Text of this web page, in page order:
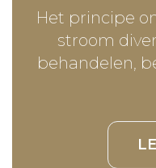
Algemene
Het principe
stroom
behandelen,